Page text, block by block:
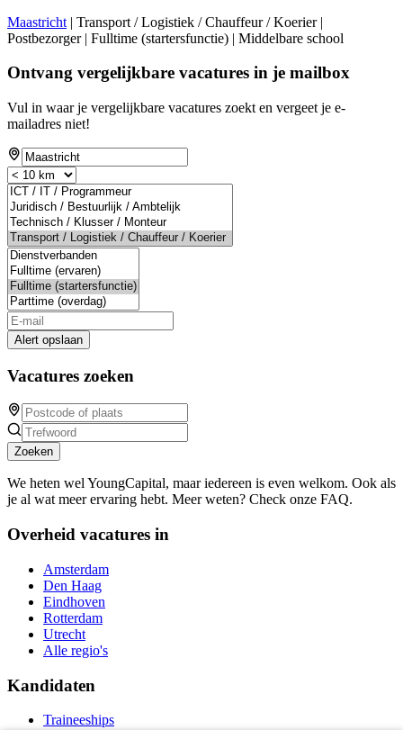
Maastricht | Transport / Logistiek / Chauffeur / Koerier |
Postbezorger | Fulltime (startersfunctie) | Middelbare school
Ontvang vergelijkbare vacatures in je mailbox
Vul in waar je vergelijkbare vacatures zoekt en vergeet je e-
mailadres niet!
Alert opslaan
Vacatures zoeken
Zoeken
We heten wel YoungCapital, maar iedereen is even welkom. Ook als
je al wat meer ervaring hebt. Meer weten? Check onze FAQ.
Overheid vacatures in
Amsterdam
Den Haag
Eindhoven
Rotterdam
Utrecht
Alle regio's
Kandidaten
Traineeships